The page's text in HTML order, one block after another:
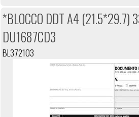
*BLOCCO DDT A4 (21.5*29.7)
DU1687CD3
BL372103